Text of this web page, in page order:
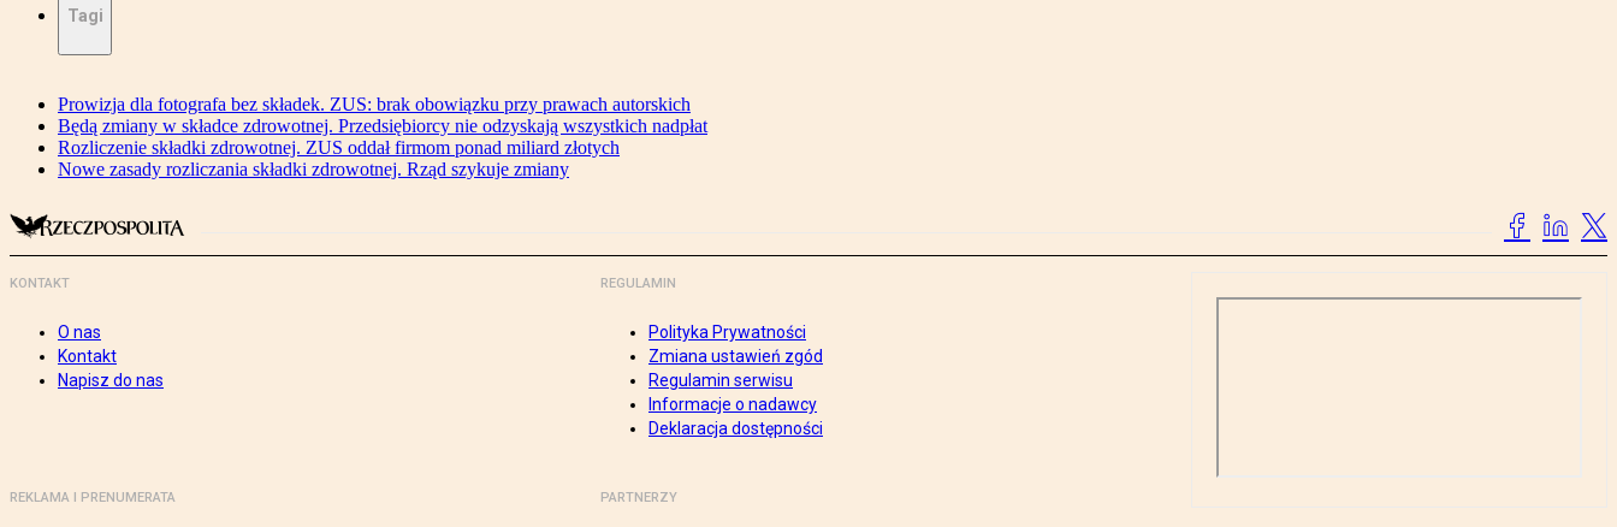
Tagi
Prowizja dla fotografa bez składek. ZUS: brak obowiązku przy prawach autorskich
Będą zmiany w składce zdrowotnej. Przedsiębiorcy nie odzyskają wszystkich nadpłat
Rozliczenie składki zdrowotnej. ZUS oddał firmom ponad miliard złotych
Nowe zasady rozliczania składki zdrowotnej. Rząd szykuje zmiany
KONTAKT
O nas
Kontakt
Napisz do nas
REGULAMIN
Polityka Prywatności
Zmiana ustawień zgód
Regulamin serwisu
Informacje o nadawcy
Deklaracja dostępności
REKLAMA I PRENUMERATA PARTNERZY